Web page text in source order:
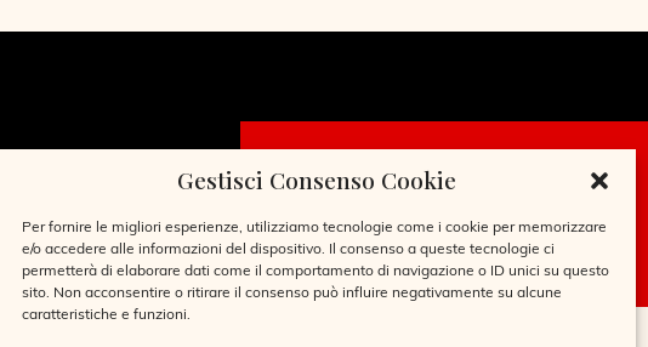
Gestisci Consenso Cookie
Per fornire le migliori esperienze, utilizziamo tecnologie come i cookie per memorizzare
e/o accedere alle informazioni del dispositivo. Il consenso a queste tecnologie ci
permetterà di elaborare dati come il comportamento di navigazione o ID unici su questo
sito. Non acconsentire o ritirare il consenso può influire negativamente su alcune
caratteristiche e funzioni.
CHIEDI LA
TESSERA